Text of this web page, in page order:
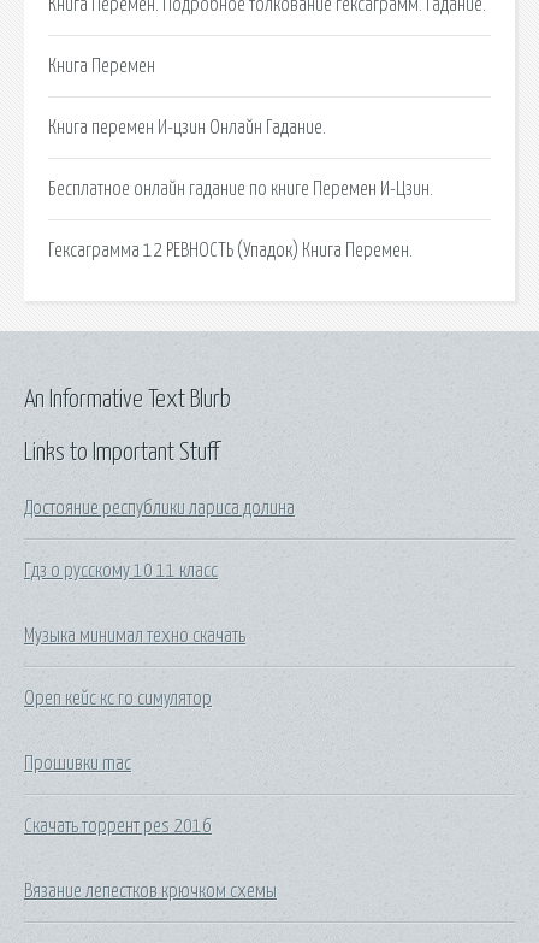
Книга Перемен. Подробное толкование гексаграмм. Гадание.
Книга Перемен
Книга перемен И-цзин Онлайн Гадание.
Бесплатное онлайн гадание по книге Перемен И-Цзин.
Гексаграмма 12 РЕВНОСТЬ (Упадок) Книга Перемен.
Links to Important Stuff
Достояние республики лариса долина
Гдз о русскому 10 11 класс
Музыка минимал техно скачать
Open кейс кс го симулятор
Прошивки mac
Скачать торрент pes 2016
Вязание лепестков крючком схемы
An Informative Text Blurb